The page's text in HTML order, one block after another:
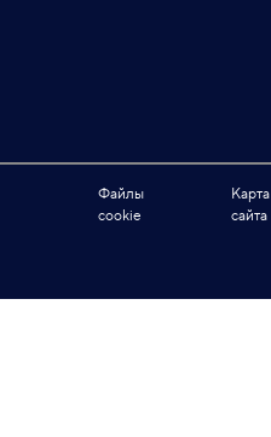
Файлы
cookie
Карта
сайта